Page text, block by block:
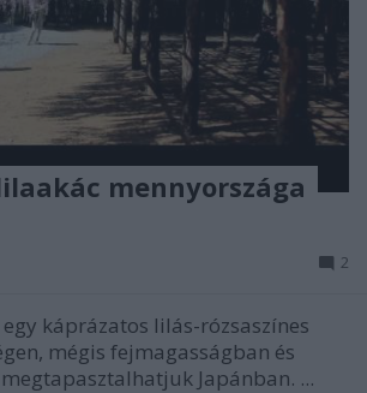
mennyországa
2
káprázatos lilás-rózsaszínes
mégis fejmagasságban és
Japánban. ...